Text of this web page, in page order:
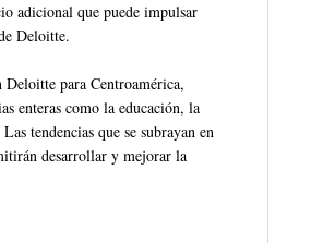
adicional que puede impulsar
Deloitte.
para Centroamérica,
enteras como la educación, la
tendencias que se subrayan en
desarrollar y mejorar la